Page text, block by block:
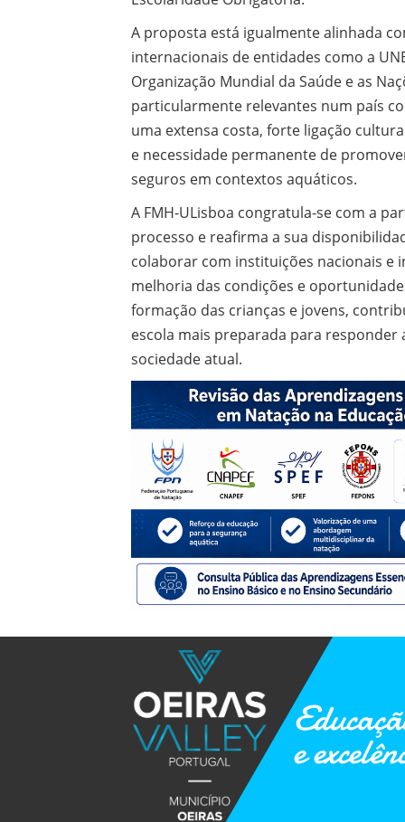
A proposta está igualmente alinhada
internacionais de entidades como a
Organização Mundial da Saúde e as
particularmente relevantes num país
uma extensa costa, forte ligação
e necessidade permanente de
seguros em contextos aquáticos.
A FMH-ULisboa congratula-se com a
processo e reafirma a sua
colaborar com instituições nacionais e
melhoria das condições e
formação das crianças e jovens,
escola mais preparada para responder
sociedade atual.
e